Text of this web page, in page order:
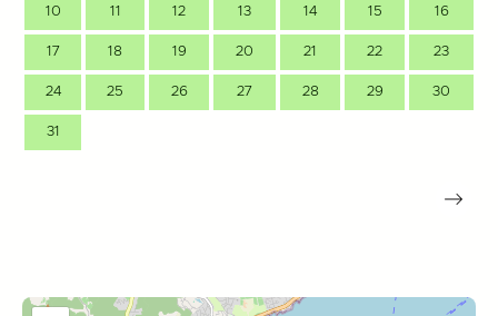
10 11 12 13 14 15 16
17 18 19 20 21 22 23
24 25 26 27 28 29 30
31